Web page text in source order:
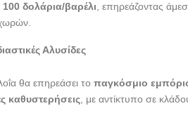
100 δολάρια/βαρέλι , επηρεάζοντας
Αλυσίδες
θα επηρεάσει τοπαγκόσμιο
καθυστερήσεις , με αντίκτυπο σε